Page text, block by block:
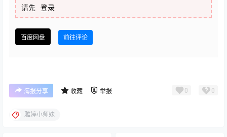
请先 登录
百度网盘 前往评论
海报分享 收藏 举报 0 0
雅婷小师妹